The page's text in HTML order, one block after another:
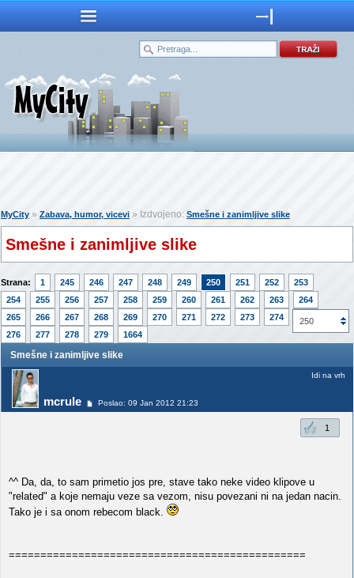
MyCity » Zabava, humor, vicevi » Izdvojeno: Smešne i zanimljive slike
Smešne i zanimljive slike
Strana: 1 245 246 247 248 249 250 251 252
253
254
255 256 257 258 259 260 261 262 263
264
265
266 267 268 269 270 271 272 273 274
275
276
277 278 279 1664
250
Smešne i zanimljive slike
mcrule Poslao: 09 Jan 2012 21:23
Idi na vrh
1
^^ Da, da, to sam primetio jos pre, stave tako neke video klipove u
"related" a koje nemaju veze sa vezom, nisu povezani ni na jedan nacin.
Tako je i sa onom rebecom black.
===============================================